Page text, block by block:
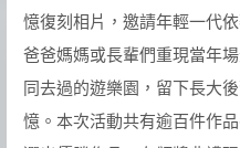
憶復刻相片，邀請年輕一代
爸爸媽媽或長輩們重現當年
同去過的遊樂園，留下長大
憶。本次活動共有逾百件作